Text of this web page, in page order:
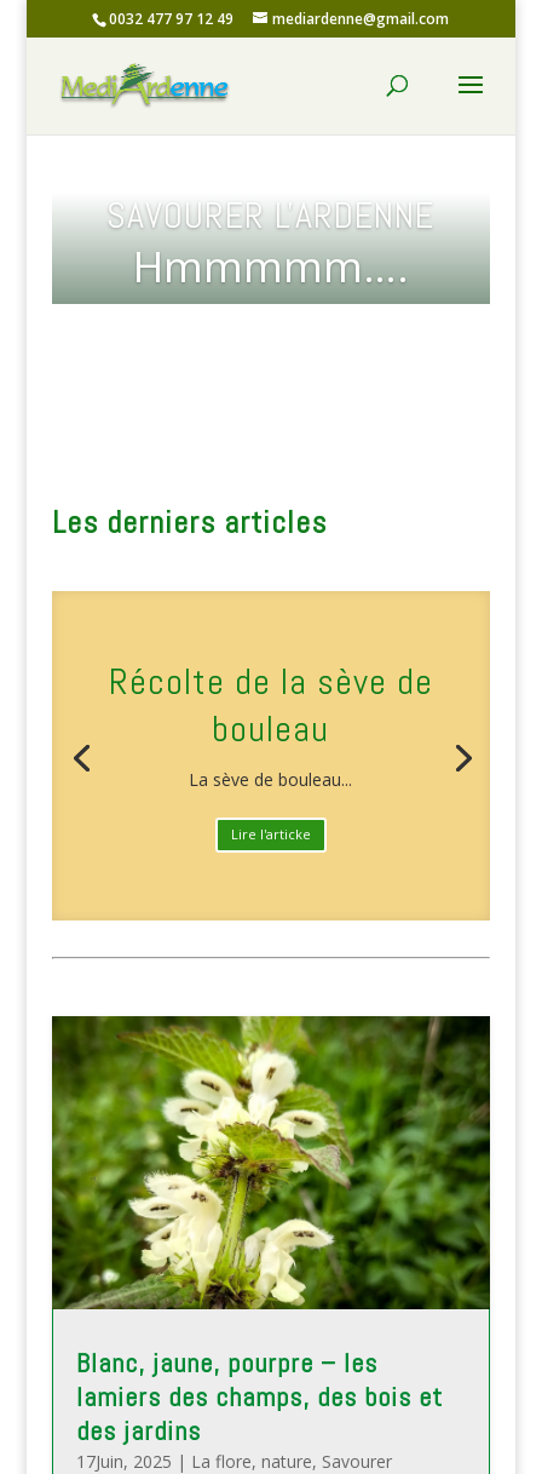
0032 477 97 12 49 mediardenne@gmail.com
SAVOURER L'ARDENNE
Hmmmmm….
Les derniers articles
Récolte de la sève de
bouleau
La sève de bouleau...
Lire l'articke
Blanc, jaune, pourpre – les
lamiers des champs, des bois et
des jardins
17Juin, 2025 | La flore, nature, Savourer